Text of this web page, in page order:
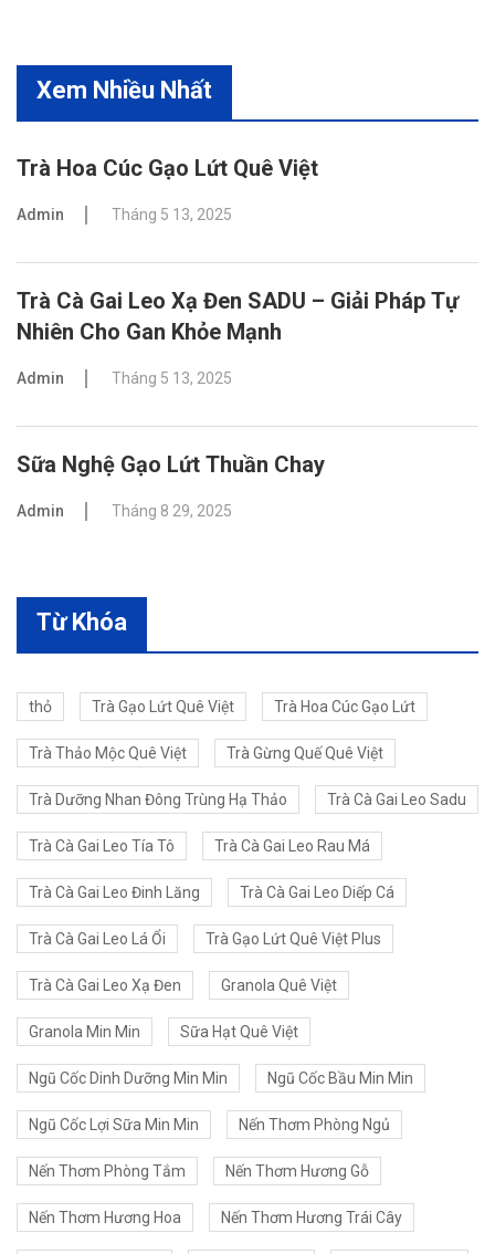
Xem Nhiều Nhất
Trà Hoa Cúc Gạo Lứt Quê Việt
Admin Tháng 5 13, 2025
Trà Cà Gai Leo Xạ Đen SADU – Giải Pháp Tự
Nhiên Cho Gan Khỏe Mạnh
Admin Tháng 5 13, 2025
Sữa Nghệ Gạo Lứt Thuần Chay
Admin Tháng 8 29, 2025
Từ Khóa
thỏ Trà Gạo Lứt Quê Việt Trà Hoa Cúc Gạo Lứt
Trà Thảo Mộc Quê Việt Trà Gừng Quế Quê Việt
Trà Dưỡng Nhan Đông Trùng Hạ Thảo Trà Cà Gai Leo Sadu
Trà Cà Gai Leo Tía Tô Trà Cà Gai Leo Rau Má
Trà Cà Gai Leo Đinh Lăng Trà Cà Gai Leo Diếp Cá
Trà Cà Gai Leo Lá Ổi Trà Gạo Lứt Quê Việt Plus
Trà Cà Gai Leo Xạ Đen Granola Quê Việt
Granola Min Min Sữa Hạt Quê Việt
Ngũ Cốc Dinh Dưỡng Min Min Ngũ Cốc Bầu Min Min
Ngũ Cốc Lợi Sữa Min Min Nến Thơm Phòng Ngủ
Nến Thơm Phòng Tắm Nến Thơm Hương Gỗ
Nến Thơm Hương Hoa Nến Thơm Hương Trái Cây